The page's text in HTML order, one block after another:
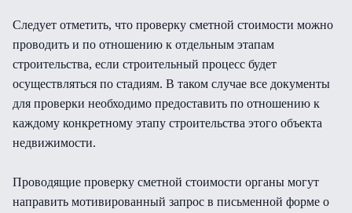
Следует отметить, что проверку сметной стоимости можно
проводить и по отношению к отдельным этапам
строительства, если строительный процесс будет
осуществляться по стадиям. В таком случае все документы
для проверки необходимо предоставить по отношению к
каждому конкретному этапу строительства этого объекта
недвижимости.
Проводящие проверку сметной стоимости органы могут
направить мотивированный запрос в письменной форме о